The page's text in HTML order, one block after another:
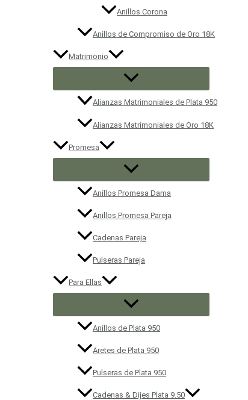
Anillos Corona
Anillos de Compromiso de Oro 18K
Matrimonio
Alianzas Matrimoniales de Plata 950
Alianzas Matrimoniales de Oro 18K
Promesa
Anillos Promesa Dama
Anillos Promesa Pareja
Cadenas Pareja
Pulseras Pareja
Para Ellas
Anillos de Plata 950
Aretes de Plata 950
Pulseras de Plata 950
Cadenas & Dijes Plata 9.50